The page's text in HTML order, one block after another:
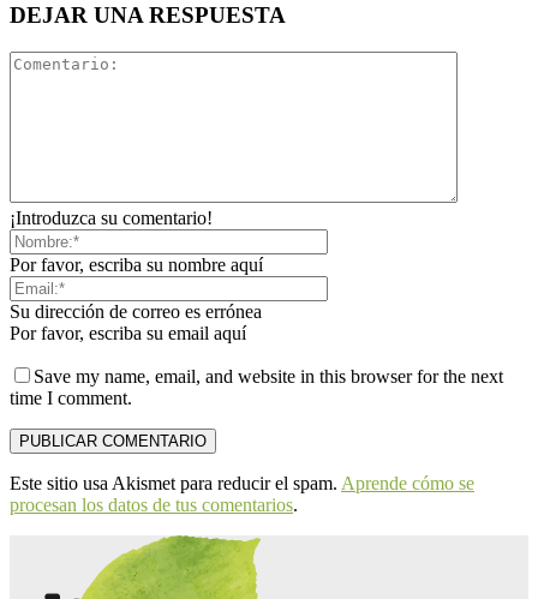
DEJAR UNA RESPUESTA
¡Introduzca su comentario!
Por favor, escriba su nombre aquí
Su dirección de correo es errónea
Por favor, escriba su email aquí
Save my name, email, and website in this browser for the next
time I comment.
Este sitio usa Akismet para reducir el spam. Aprende cómo se
procesan los datos de tus comentarios.